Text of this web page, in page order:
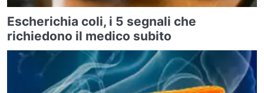
Escherichia coli, i 5 segnali che
richiedono il medico subito